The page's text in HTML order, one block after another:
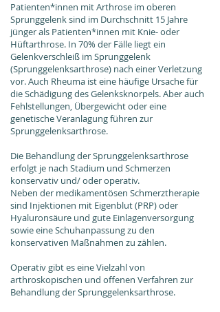
Patienten*innen mit Arthrose im oberen
Sprunggelenk sind im Durchschnitt 15 Jahre
jünger als Patienten*innen mit Knie- oder
Hüftarthrose. In 70% der Fälle liegt ein
Gelenkverschleiß im Sprunggelenk
(Sprunggelenksarthrose) nach einer Verletzung
vor. Auch Rheuma ist eine häufige Ursache für
die Schädigung des Gelenksknorpels. Aber auch
Fehlstellungen, Übergewicht oder eine
genetische Veranlagung führen zur
Sprunggelenksarthrose.
Die Behandlung der Sprunggelenksarthrose
erfolgt je nach Stadium und Schmerzen
konservativ und/ oder operativ.
Neben der medikamentösen Schmerztherapie
sind Injektionen mit Eigenblut (PRP) oder
Hyaluronsäure und gute Einlagenversorgung
sowie eine Schuhanpassung zu den
konservativen Maßnahmen zu zählen.
Operativ gibt es eine Vielzahl von
arthroskopischen und offenen Verfahren zur
Behandlung der Sprunggelenksarthrose.